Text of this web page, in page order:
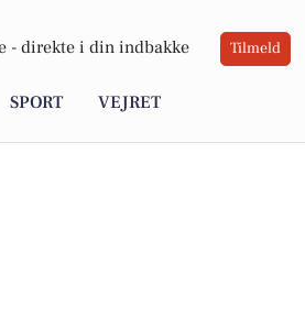
- direkte i din indbakke Tilmeld
SPORT VEJRET